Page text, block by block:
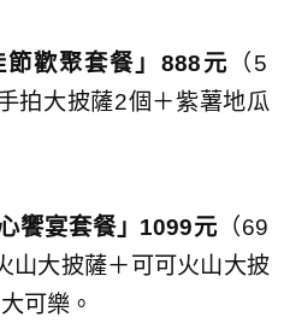
歡聚套餐」888元 （5
拍大披薩2個＋紫薯地瓜
饗宴套餐」1099元 （69
山大披薩＋可可火山大披
可樂。